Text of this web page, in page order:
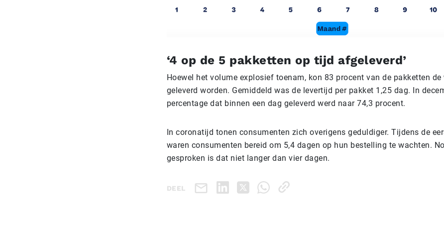
‘4 op de 5 pakketten op tijd afgeleverd’
Hoewel het volume explosief toenam, kon 83 procent van de pakketten de
geleverd worden. Gemiddeld was de levertijd per pakket 1,25 dag. In
percentage dat binnen een dag geleverd werd naar 74,3 procent.
In coronatijd tonen consumenten zich overigens geduldiger. Tijdens de
waren consumenten bereid om 5,4 dagen op hun bestelling te wachten.
gesproken is dat niet langer dan vier dagen.
DEEL